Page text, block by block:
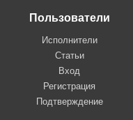
Пользователи
Исполнители
Статьи
Вход
Регистрация
Подтверждение